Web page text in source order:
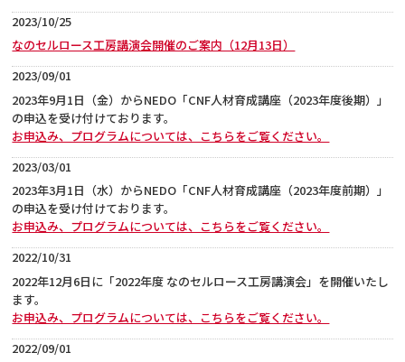
2023/10/25
なのセルロース工房講演会開催のご案内（12月13日）
2023/09/01
2023年9月1日（金）からNEDO「CNF人材育成講座（2023年度後期）」
の申込を受け付けております。
お申込み、プログラムについては、こちらをご覧ください。
2023/03/01
2023年3月1日（水）からNEDO「CNF人材育成講座（2023年度前期）」
の申込を受け付けております。
お申込み、プログラムについては、こちらをご覧ください。
2022/10/31
2022年12月6日に「2022年度 なのセルロース工房講演会」を開催いたし
ます。
お申込み、プログラムについては、こちらをご覧ください。
2022/09/01